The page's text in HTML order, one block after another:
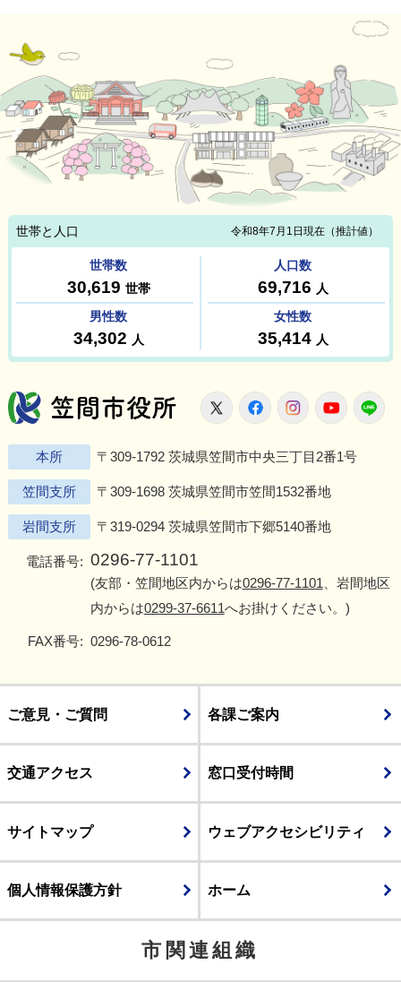
笠間市役所
X FacebookInstagram
本所 〒309-1792 茨城県笠間市中央三丁目2番1号
笠間支所 〒309-1698 茨城県笠間市笠間1532番地
岩間支所 〒319-0294 茨城県笠間市下郷5140番地
電話番号: 0296-77-1101
(友部・笠間地区内からは0296-77-1101 、岩間地区
内からは0299-37-6611へお掛けください。)
FAX番号: 0296-78-0612
ご意見・ご質問 各課ご案内
交通アクセス 窓口受付時間
サイトマップ ウェブアクセシビリティ
個人情報保護方針 ホーム
市関連組織